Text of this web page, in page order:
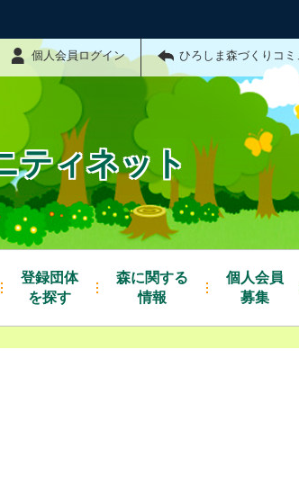
個人会員ログイン ひろしま森づくりコ
ティネット
登録団体
を探す
森に関する
情報
個人会員
募集